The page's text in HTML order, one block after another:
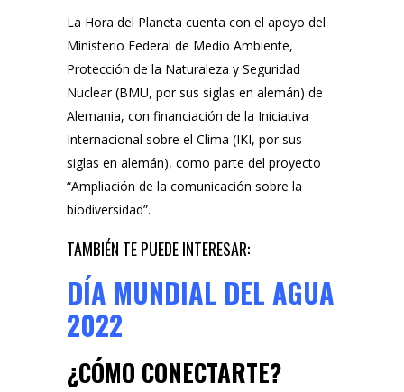
La Hora del Planeta cuenta con el apoyo del
Ministerio Federal de Medio Ambiente,
Protección de la Naturaleza y Seguridad
Nuclear (BMU, por sus siglas en alemán) de
Alemania, con financiación de la Iniciativa
Internacional sobre el Clima (IKI, por sus
siglas en alemán), como parte del proyecto
“Ampliación de la comunicación sobre la
biodiversidad”.
TAMBIÉN TE PUEDE INTERESAR:
DÍA MUNDIAL DEL AGUA
2022
¿CÓMO CONECTARTE?